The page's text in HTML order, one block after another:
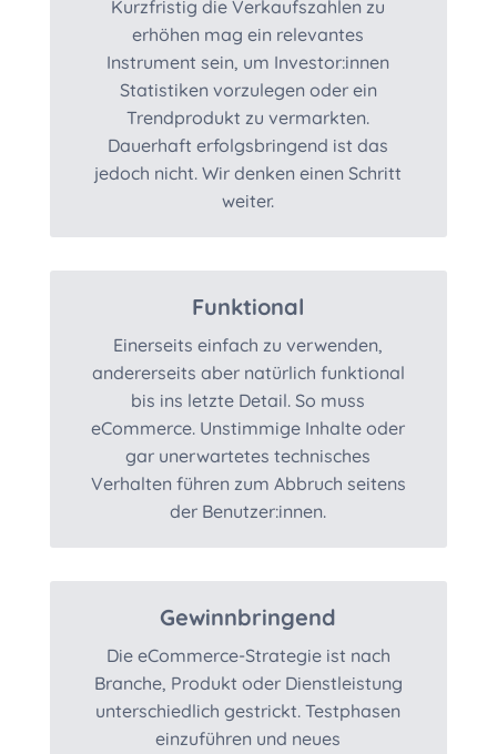
Kurzfristig die Verkaufszahlen zu
erhöhen mag ein relevantes
Instrument sein, um Investor:innen
Statistiken vorzulegen oder ein
Trendprodukt zu vermarkten.
Dauerhaft erfolgsbringend ist das
jedoch nicht. Wir denken einen Schritt
weiter.
Funktional
Einerseits einfach zu verwenden,
andererseits aber natürlich funktional
bis ins letzte Detail. So muss
eCommerce. Unstimmige Inhalte oder
gar unerwartetes technisches
Verhalten führen zum Abbruch seitens
der Benutzer:innen.
Gewinnbringend
Die eCommerce-Strategie ist nach
Branche, Produkt oder Dienstleistung
unterschiedlich gestrickt. Testphasen
einzuführen und neues